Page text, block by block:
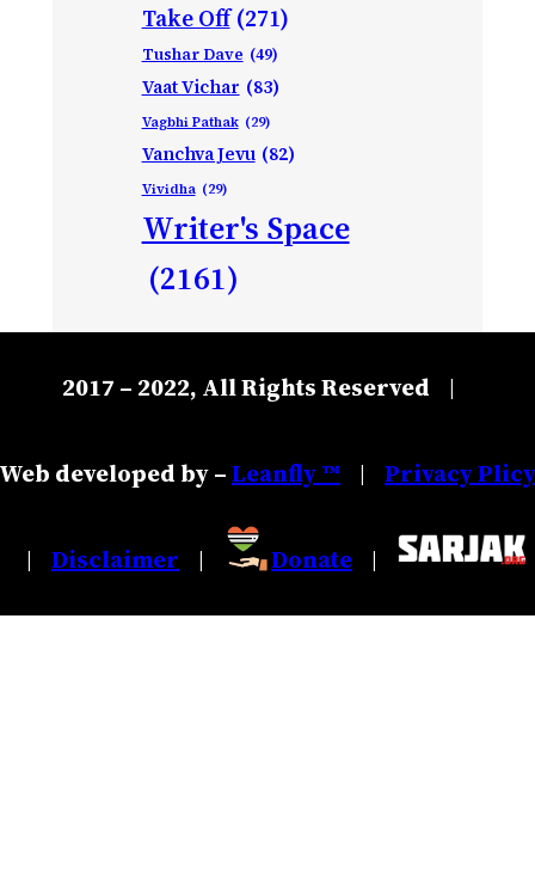
Take Off (271)
Tushar Dave (49)
Vaat Vichar (83)
Vagbhi Pathak (29)
Vanchva Jevu (82)
Vividha (29)
Writer's Space
(2161)
2017 – 2022, All Rights Reserved |
Web developed by –Leanfly ™ | Privacy Plicy
| Disclaimer | Donate |